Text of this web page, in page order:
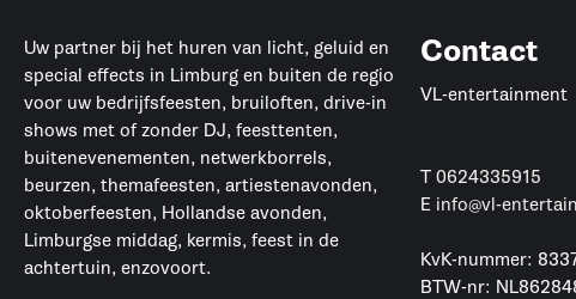
Uw partner bij het huren van licht, geluid en
special effects in Limburg en buiten de regio
voor uw bedrijfsfeesten, bruiloften, drive-in
shows met of zonder DJ, feesttenten,
buitenevenementen, netwerkborrels,
beurzen, themafeesten, artiestenavonden,
oktoberfeesten, Hollandse avonden,
Limburgse middag, kermis, feest in de
achtertuin, enzovoort.
Contact
VL-entertainment
T 0624335915
E info@vl-
KvK-nummer:
BTW-nr: